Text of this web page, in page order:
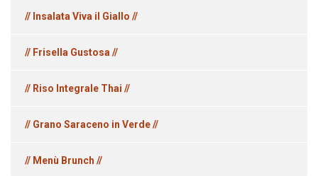
// Insalata Viva il Giallo //
// Frisella Gustosa //
// Riso Integrale Thai //
// Grano Saraceno in Verde //
// Menù Brunch //